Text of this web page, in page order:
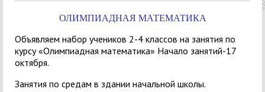
ОЛИМПИАДНАЯ МАТЕМАТИКА
Объявляем набор учеников 2-4 классов на занятия по
курсу «Олимпиадная математика» Начало занятий-17
октября.
Занятия по средам в здании начальной школы.